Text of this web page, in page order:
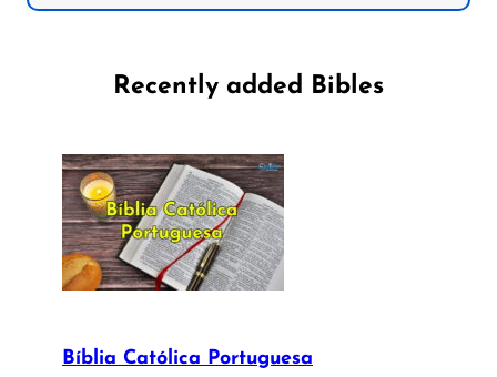
Recently added Bibles
Bíblia Católica Portuguesa